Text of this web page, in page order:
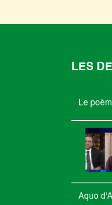
LES
Le
Aquo